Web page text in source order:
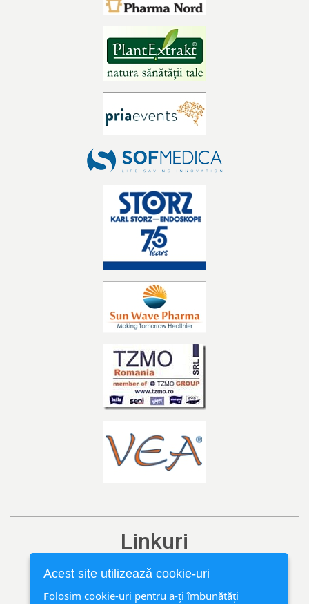
Linkuri
Ediția curentă
Arhivă
Acest site utilizează cookie-uri
Folosim cookie-uri pentru a-ți îmbunătăți